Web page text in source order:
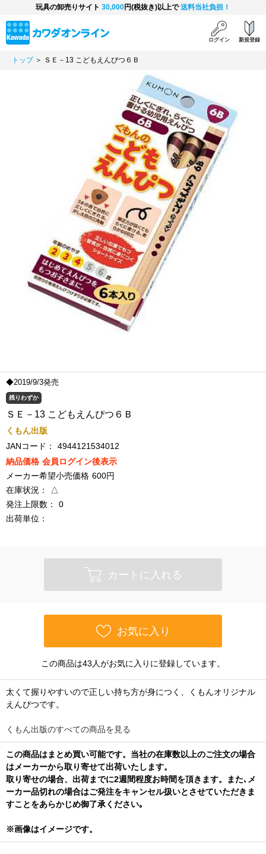
玩具の卸売りサイト 30,000円(税抜き)以上で送料当社負担！
ログイン 新規登録
トップ＞ ＳＥ－13 こどもえんぴつ６Ｂ
◆2019/9/3発売
残りわずか
ＳＥ－13 こどもえんぴつ６Ｂ
くもん出版
JANコード：
4944121534012
納品価格 会員ログイン後表示
メーカー希望小売価格 600円
在庫状況：
△
発注上限数：
0
出荷単位：
カートに入れる
お気に入り
この商品は43人がお気に入りに登録しています。
太くて握りやすいので正しい持ち方が身につく、くもんオリジナル
えんぴつです。
くもん出版のすべての商品を見る
この商品はまとめ買い可能です。当社の在庫数以上のご注文の場合
はメーカーから取り寄せて出荷いたします。
取り寄せの場合、出荷までに2週間程度お時間を頂きます。また､メ
ーカー品切れの場合はご発注をキャンセル扱いとさせていただきま
すことをあらかじめ御了承ください｡
※画像はイメージです。